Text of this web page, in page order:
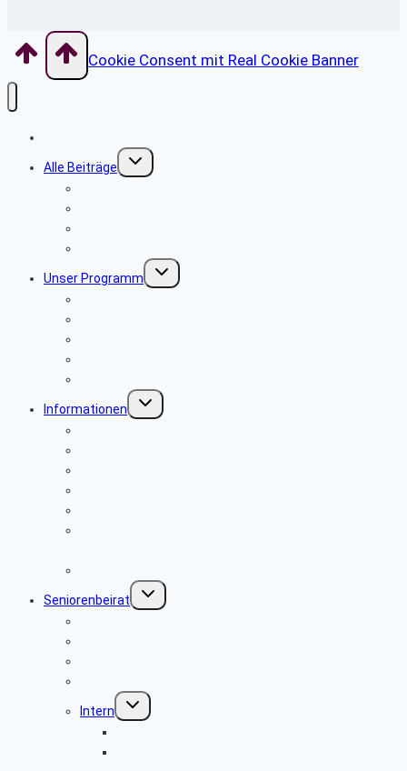
Cookie Consent mit Real Cookie Banner
Alle Beiträge
Untermenü
umschalten
Unser Programm
Untermenü
umschalten
Informationen
Untermenü
umschalten
Seniorenbeirat
Untermenü
umschalten
Intern
Untermenü
umschalten